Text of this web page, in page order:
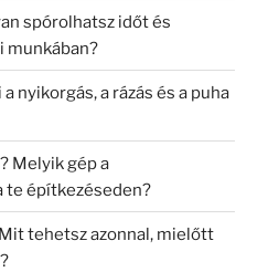
spórolhatsz időt és
munkában?
nyikorgás, a rázás és a puha
Melyik gép a
te építkezéseden?
tehetsz azonnal, mielőtt